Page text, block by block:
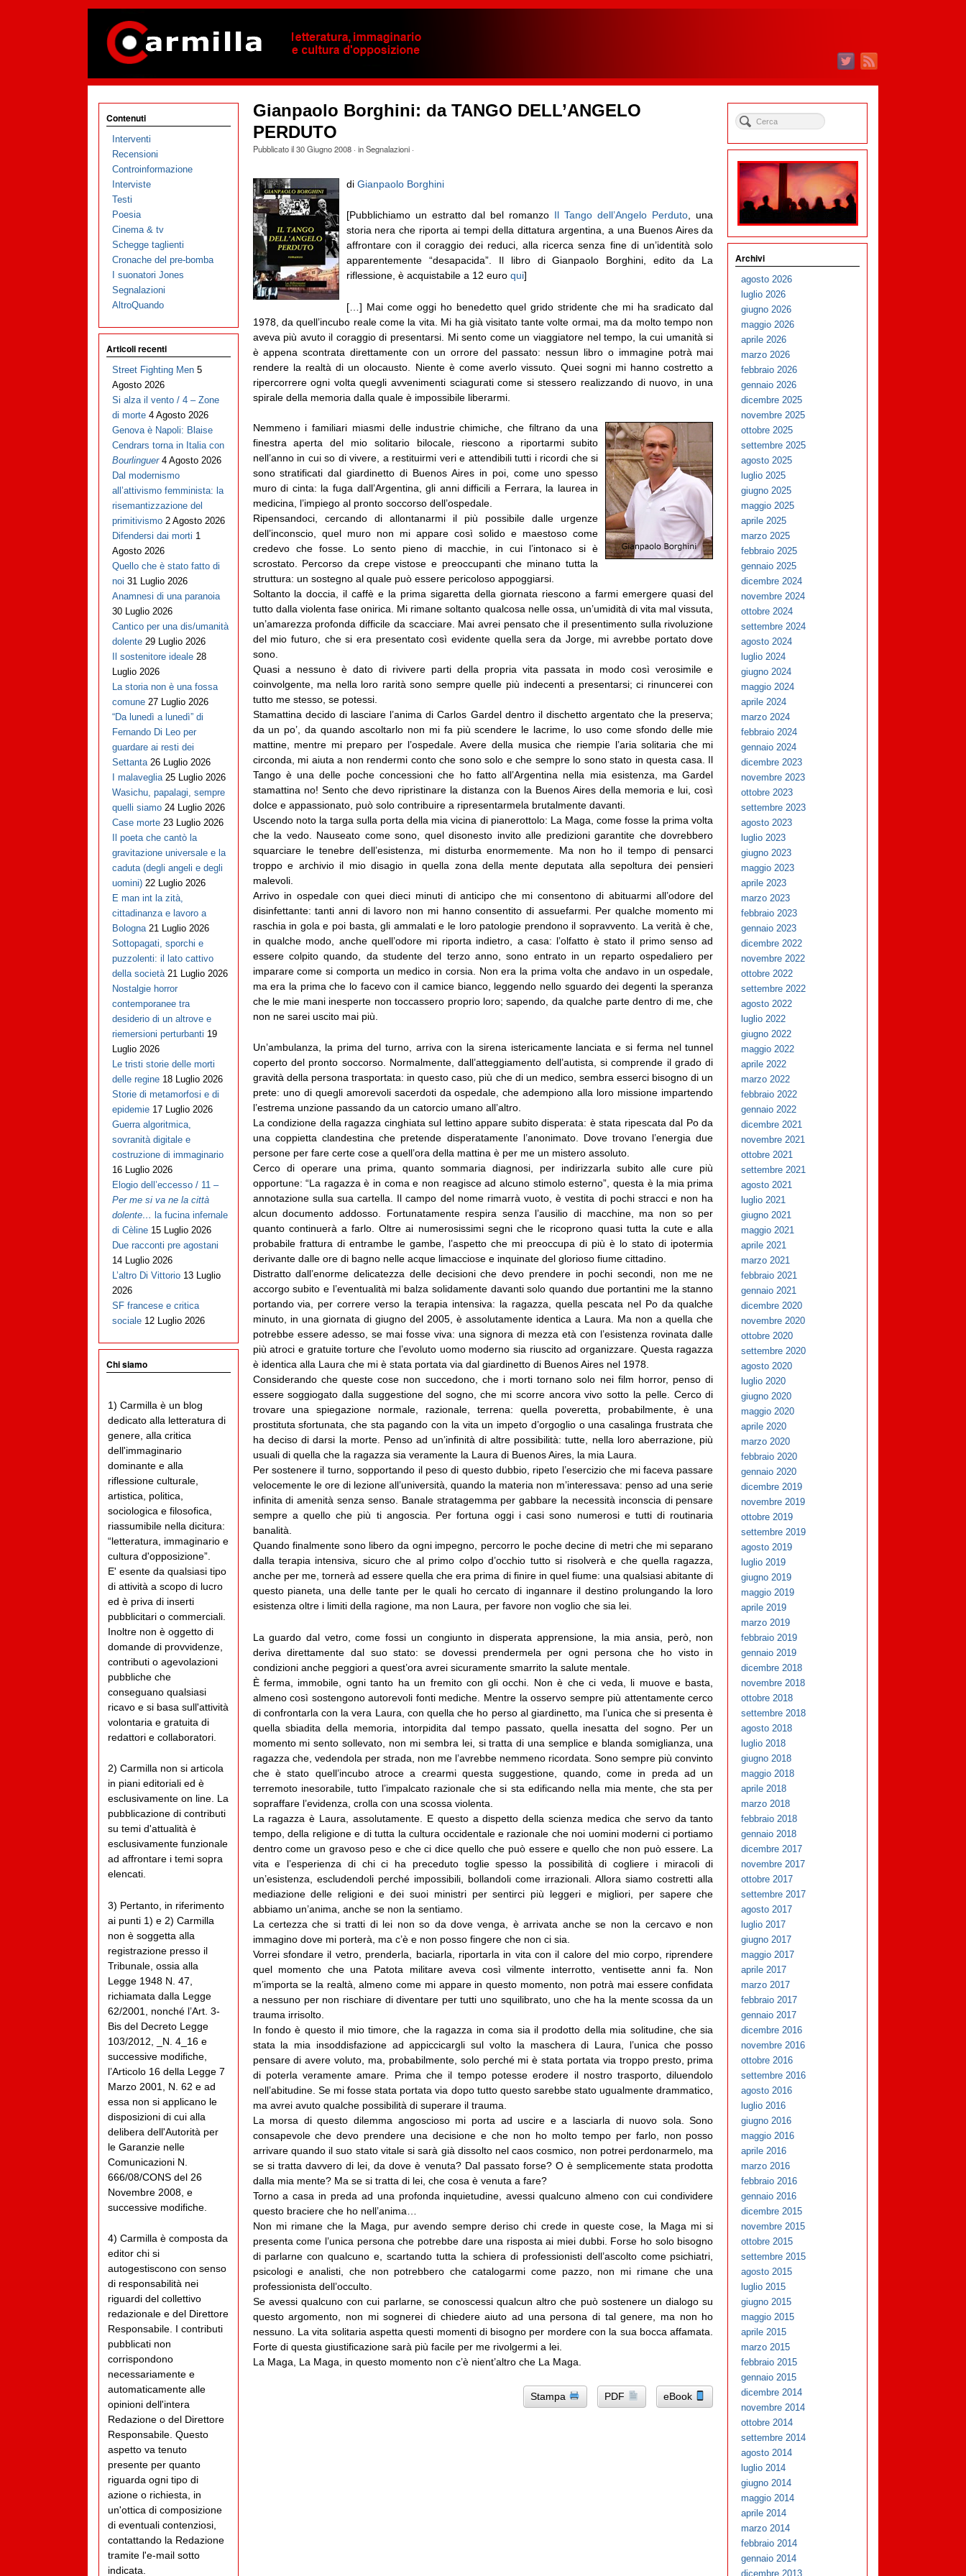
Gianpaolo Borghini: da TANGO DELL’ANGELO
PERDUTO
Pubblicato il30 Giugno 2008· inSegnalazioni·
di Gianpaolo Borghini
[Pubblichiamo un estratto dal bel romanzo Il Tango dell’Angelo Perduto, una
storia nera che riporta ai tempi della dittatura argentina, a una Buenos Aires da
affrontare con il coraggio dei reduci, alla ricerca senza fine di un’identità solo
apparentemente “desapacida”. Il libro di Gianpaolo Borghini, edito da La
riflessione, è acquistabile a 12 euro qui]
[…] Mai come oggi ho benedetto quel grido stridente che mi ha sradicato dal
1978, da quell’incubo reale come la vita. Mi ha già visitato tante volte ormai, ma da molto tempo non
aveva più avuto il coraggio di presentarsi. Mi sento come un viaggiatore nel tempo, la cui umanità si
è appena scontrata direttamente con un orrore del passato: nessun libro o immagine potrà mai
rendere la realtà di un olocausto. Niente è come averlo vissuto. Quei sogni mi hanno costretto a
ripercorrere ogni volta quegli avvenimenti sciagurati come si stessero realizzando di nuovo, in una
spirale della memoria dalla quale è impossibile liberarmi.
Nemmeno i familiari miasmi delle industrie chimiche, che filtrano da una
finestra aperta del mio solitario bilocale, riescono a riportarmi subito
nell’anno in cui so di vivere, a restituirmi veri e attendibili tutti i ricordi che si
sono stratificati dal giardinetto di Buenos Aires in poi, come uno spesso
muro di cinta: la fuga dall’Argentina, gli anni difficili a Ferrara, la laurea in
medicina, l’impiego al pronto soccorso dell’ospedale.
Ripensandoci, cercando di allontanarmi il più possibile dalle urgenze
dell’inconscio, quel muro non mi appare così solido e maestoso come
credevo che fosse. Lo sento pieno di macchie, in cui l’intonaco si è
scrostato. Percorso da crepe vistose e preoccupanti che minano tutta la
struttura: un sostegno al quale può essere pericoloso appoggiarsi.
Soltanto la doccia, il caffè e la prima sigaretta della giornata riescono a farmi emergere quasi del
tutto dalla violenta fase onirica. Mi rimane soltanto qualcosa nelle ossa, un’umidità di vita mal vissuta,
un’amarezza profonda difficile da scacciare. Mai avrei pensato che il presentimento sulla rivoluzione
del mio futuro, che si era presentato così evidente quella sera da Jorge, mi avrebbe portato dove
sono.
Quasi a nessuno è dato di rivivere parti della propria vita passata in modo così verosimile e
coinvolgente, ma nella loro rarità sono sempre quelle più indecenti a presentarsi; ci rinuncerei con
tutto me stesso, se potessi.
Stamattina decido di lasciare l’anima di Carlos Gardel dentro il dischetto argentato che la preserva;
da un po’, da quando ascoltarlo non mi fa più scendere le lacrime, lo uso come sfondo delle mie
mattine, mentre mi preparo per l’ospedale. Avere della musica che riempie l’aria solitaria che mi
circonda, mi aiuta a non rendermi conto che sono solo e che sempre lo sono stato in questa casa. Il
Tango è una delle poche concessioni che ho fatto all’Argentina nella mia esistenza, ma Gardel
stamattina no! Sento che devo ripristinare la distanza con la Buenos Aires della memoria e lui, così
dolce e appassionato, può solo contribuire a ripresentarmela brutalmente davanti.
Uscendo noto la targa sulla porta della mia vicina di pianerottolo: La Maga, come fosse la prima volta
che la vedo. Nauseato come sono, quel disonesto invito alle predizioni garantite che dovrebbero
squarciare le tenebre dell’esistenza, mi disturba enormemente. Ma non ho il tempo di pensarci
troppo e archivio il mio disagio in quella zona della mente deputata alla sepoltura dei pensieri
malevoli.
Arrivo in ospedale con quei dieci minuti di anticipo che mi consentono di abituarmi all’odore del
disinfettante: tanti anni di lavoro non mi hanno consentito di assuefarmi. Per qualche momento mi
raschia in gola e poi basta, gli ammalati e le loro patologie prendono il sopravvento. La verità è che,
in qualche modo, anche quell’odore mi riporta indietro, a casa: l’olfatto è stato il primo senso ad
essere colpito quando, da studente del terzo anno, sono entrato in un reparto ospedaliero per
imparare come si comporta un medico in corsia. Non era la prima volta che andavo in un ospedale,
ma era la prima che lo facevo con il camice bianco, leggendo nello sguardo dei degenti la speranza
che le mie mani inesperte non toccassero proprio loro; sapendo, da qualche parte dentro di me, che
non ne sarei uscito mai più.
Un’ambulanza, la prima del turno, arriva con la sirena istericamente lanciata e si ferma nel tunnel
coperto del pronto soccorso. Normalmente, dall’atteggiamento dell’autista, si comprende il grado di
gravità della persona trasportata: in questo caso, più che di un medico, sembra esserci bisogno di un
prete: uno di quegli amorevoli sacerdoti da ospedale, che adempiono alla loro missione impartendo
l’estrema unzione passando da un catorcio umano all’altro.
La condizione della ragazza cinghiata sul lettino appare subito disperata: è stata ripescata dal Po da
una coppietta clandestina che pretende disperatamente l’anonimato. Dove trovano l’energia due
persone per fare certe cose a quell’ora della mattina è per me un mistero assoluto.
Cerco di operare una prima, quanto sommaria diagnosi, per indirizzarla subito alle cure più
opportune: “La ragazza è in coma e non reagisce ad alcuno stimolo esterno”, questa è la mia prima
annotazione sulla sua cartella. Il campo del nome rimarrà vuoto, è vestita di pochi stracci e non ha
alcun documento addosso. Fortunatamente respira senza l’ausilio di macchine, ma non so per
quanto continuerà a farlo. Oltre ai numerosissimi segni che le ricoprono quasi tutta la cute e alla
probabile frattura di entrambe le gambe, l’aspetto che mi preoccupa di più è lo stato di ipotermia
derivante dalle ore di bagno nelle acque limacciose e inquinate del glorioso fiume cittadino.
Distratto dall’enorme delicatezza delle decisioni che devo prendere in pochi secondi, non me ne
accorgo subito e l’eventualità mi balza solidamente davanti solo quando due portantini me la stanno
portando via, per correre verso la terapia intensiva: la ragazza, quella pescata nel Po da qualche
minuto, in una giornata di giugno del 2005, è assolutamente identica a Laura. Ma non a quella che
potrebbe essere adesso, se mai fosse viva: una signora di mezza età con l’esistenza rovinata dalle
più atroci e gratuite torture che l’evoluto uomo moderno sia riuscito ad organizzare. Questa ragazza
è identica alla Laura che mi è stata portata via dal giardinetto di Buenos Aires nel 1978.
Considerando che queste cose non succedono, che i morti tornano solo nei film horror, penso di
essere soggiogato dalla suggestione del sogno, che mi scorre ancora vivo sotto la pelle. Cerco di
trovare una spiegazione normale, razionale, terrena: quella poveretta, probabilmente, è una
prostituta sfortunata, che sta pagando con la vita un impeto d’orgoglio o una casalinga frustrata che
ha deciso di darsi la morte. Penso ad un’infinità di altre possibilità: tutte, nella loro aberrazione, più
usuali di quella che la ragazza sia veramente la Laura di Buenos Aires, la mia Laura.
Per sostenere il turno, sopportando il peso di questo dubbio, ripeto l’esercizio che mi faceva passare
velocemente le ore di lezione all’università, quando la materia non m’interessava: penso ad una serie
infinita di amenità senza senso. Banale stratagemma per gabbare la necessità inconscia di pensare
sempre a quello che più ti angoscia. Per fortuna oggi i casi sono numerosi e tutti di routinaria
banalità.
Quando finalmente sono libero da ogni impegno, percorro le poche decine di metri che mi separano
dalla terapia intensiva, sicuro che al primo colpo d’occhio tutto si risolverà e che quella ragazza,
anche per me, tornerà ad essere quella che era prima di finire in quel fiume: una qualsiasi abitante di
questo pianeta, una delle tante per le quali ho cercato di ingannare il destino prolungando la loro
esistenza oltre i limiti della ragione, ma non Laura, per favore non voglio che sia lei.
La guardo dal vetro, come fossi un congiunto in disperata apprensione, la mia ansia, però, non
deriva direttamente dal suo stato: se dovessi prendermela per ogni persona che ho visto in
condizioni anche peggiori a quest’ora avrei sicuramente smarrito la salute mentale.
È ferma, immobile, ogni tanto ha un fremito con gli occhi. Non è che ci veda, li muove e basta,
almeno così sostengono autorevoli fonti mediche. Mentre la osservo sempre più attentamente cerco
di confrontarla con la vera Laura, con quella che ho perso al giardinetto, ma l’unica che si presenta è
quella sbiadita della memoria, intorpidita dal tempo passato, quella inesatta del sogno. Per un
momento mi sento sollevato, non mi sembra lei, si tratta di una semplice e blanda somiglianza, una
ragazza che, vedendola per strada, non me l’avrebbe nemmeno ricordata. Sono sempre più convinto
che è stato quell’incubo atroce a crearmi questa suggestione, quando, come in preda ad un
terremoto inesorabile, tutto l’impalcato razionale che si sta edificando nella mia mente, che sta per
sopraffare l’evidenza, crolla con una scossa violenta.
La ragazza è Laura, assolutamente. E questo a dispetto della scienza medica che servo da tanto
tempo, della religione e di tutta la cultura occidentale e razionale che noi uomini moderni ci portiamo
dentro come un gravoso peso e che ci dice quello che può essere e quello che non può essere. La
vita e l’esperienza di chi ci ha preceduto toglie spesso la possibilità di cogliere i miracoli di
un’esistenza, escludendoli perché impossibili, bollandoli come irrazionali. Allora siamo costretti alla
mediazione delle religioni e dei suoi ministri per sentirci più leggeri e migliori, per sapere che
abbiamo un’anima, anche se non la sentiamo.
La certezza che si tratti di lei non so da dove venga, è arrivata anche se non la cercavo e non
immagino dove mi porterà, ma c’è e non posso fingere che non ci sia.
Vorrei sfondare il vetro, prenderla, baciarla, riportarla in vita con il calore del mio corpo, riprendere
quel momento che una Patota militare aveva così vilmente interrotto, ventisette anni fa. Non
m’importa se la realtà, almeno come mi appare in questo momento, non potrà mai essere confidata
a nessuno per non rischiare di diventare per tutti uno squilibrato, uno che ha la mente scossa da un
trauma irrisolto.
In fondo è questo il mio timore, che la ragazza in coma sia il prodotto della mia solitudine, che sia
stata la mia insoddisfazione ad appiccicargli sul volto la maschera di Laura, l’unica che posso
pensare di avere voluto, ma, probabilmente, solo perché mi è stata portata via troppo presto, prima
di poterla veramente amare. Prima che il tempo potesse erodere il nostro trasporto, diluendolo
nell’abitudine. Se mi fosse stata portata via dopo tutto questo sarebbe stato ugualmente drammatico,
ma avrei avuto qualche possibilità di superare il trauma.
La morsa di questo dilemma angoscioso mi porta ad uscire e a lasciarla di nuovo sola. Sono
consapevole che devo prendere una decisione e che non ho molto tempo per farlo, non posso
arrivare quando il suo stato vitale si sarà già dissolto nel caos cosmico, non potrei perdonarmelo, ma
se si tratta davvero di lei, da dove è venuta? Dal passato forse? O è semplicemente stata prodotta
dalla mia mente? Ma se si tratta di lei, che cosa è venuta a fare?
Torno a casa in preda ad una profonda inquietudine, avessi qualcuno almeno con cui condividere
questo braciere che ho nell’anima…
Non mi rimane che la Maga, pur avendo sempre deriso chi crede in queste cose, la Maga mi si
presenta come l’unica persona che potrebbe dare una risposta ai miei dubbi. Forse ho solo bisogno
di parlarne con qualcuno e, scartando tutta la schiera di professionisti dell’ascolto come psichiatri,
psicologi e analisti, che non potrebbero che catalogarmi come pazzo, non mi rimane che una
professionista dell’occulto.
Se avessi qualcuno con cui parlarne, se conoscessi qualcun altro che può sostenere un dialogo su
questo argomento, non mi sognerei di chiedere aiuto ad una persona di tal genere, ma non ho
nessuno. La vita solitaria aspetta questi momenti di bisogno per mordere con la sua bocca affamata.
Forte di questa giustificazione sarà più facile per me rivolgermi a lei.
La Maga, La Maga, in questo momento non c’è nient’altro che La Maga.
Stampa PDF eBook
Contenuti
Interventi
Recensioni
Controinformazione
Interviste
Testi
Poesia
Cinema & tv
Schegge taglienti
Cronache del pre-bomba
I suonatori Jones
Segnalazioni
AltroQuando
Articoli recenti
Street Fighting Men 5
Agosto 2026
Si alza il vento / 4 – Zone
di morte 4 Agosto 2026
Genova è Napoli: Blaise
Cendrars torna in Italia con
Bourlinguer 4 Agosto 2026
Dal modernismo
all’attivismo femminista: la
risemantizzazione del
primitivismo 2 Agosto 2026
Difendersi dai morti 1
Agosto 2026
Quello che è stato fatto di
noi 31 Luglio 2026
Anamnesi di una paranoia
30 Luglio 2026
Cantico per una dis/umanità
dolente 29 Luglio 2026
Il sostenitore ideale 28
Luglio 2026
La storia non è una fossa
comune 27 Luglio 2026
“Da lunedì a lunedì” di
Fernando Di Leo per
guardare ai resti dei
Settanta 26 Luglio 2026
I malaveglia 25 Luglio 2026
Wasichu, papalagi, sempre
quelli siamo 24 Luglio 2026
Case morte 23 Luglio 2026
Il poeta che cantò la
gravitazione universale e la
caduta (degli angeli e degli
uomini) 22 Luglio 2026
E man int la zità,
cittadinanza e lavoro a
Bologna 21 Luglio 2026
Sottopagati, sporchi e
puzzolenti: il lato cattivo
della società 21 Luglio 2026
Nostalgie horror
contemporanee tra
desiderio di un altrove e
riemersioni perturbanti 19
Luglio 2026
Le tristi storie delle morti
delle regine 18 Luglio 2026
Storie di metamorfosi e di
epidemie 17 Luglio 2026
Guerra algoritmica,
sovranità digitale e
costruzione di immaginario
16 Luglio 2026
Elogio dell’eccesso / 11 –
Per me si va ne la città
dolente… la fucina infernale
di Cèline 15 Luglio 2026
Due racconti pre agostani
14 Luglio 2026
L’altro Di Vittorio 13 Luglio
2026
SF francese e critica
sociale 12 Luglio 2026
Chi siamo
1) Carmilla è un blog
dedicato alla letteratura di
genere, alla critica
dell'immaginario
dominante e alla
riflessione culturale,
artistica, politica,
sociologica e filosofica,
riassumibile nella dicitura:
“letteratura, immaginario e
cultura d'opposizione”.
E' esente da qualsiasi tipo
di attività a scopo di lucro
ed è priva di inserti
pubblicitari o commerciali.
Inoltre non è oggetto di
domande di provvidenze,
contributi o agevolazioni
pubbliche che
conseguano qualsiasi
ricavo e si basa sull'attività
volontaria e gratuita di
redattori e collaboratori.
2) Carmilla non si articola
in piani editoriali ed è
esclusivamente on line. La
pubblicazione di contributi
su temi d'attualità è
esclusivamente funzionale
ad affrontare i temi sopra
elencati.
3) Pertanto, in riferimento
ai punti 1) e 2) Carmilla
non è soggetta alla
registrazione presso il
Tribunale, ossia alla
Legge 1948 N. 47,
richiamata dalla Legge
62/2001, nonché l’Art. 3-
Bis del Decreto Legge
103/2012, _N. 4_16 e
successive modifiche,
l’Articolo 16 della Legge 7
Marzo 2001, N. 62 e ad
essa non si applicano le
disposizioni di cui alla
delibera dell'Autorità per
le Garanzie nelle
Comunicazioni N.
666/08/CONS del 26
Novembre 2008, e
successive modifiche.
4) Carmilla è composta da
editor chi si
autogestiscono con senso
di responsabilità nei
riguardi del collettivo
redazionale e del Direttore
Responsabile. I contributi
pubblicati non
corrispondono
necessariamente e
automaticamente alle
opinioni dell'intera
Redazione o del Direttore
Responsabile. Questo
aspetto va tenuto
presente per quanto
riguarda ogni tipo di
azione o richiesta, in
un'ottica di composizione
di eventuali contenziosi,
contattando la Redazione
tramite l'e-mail sotto
indicata.
Archivi
agosto 2026
luglio 2026
giugno 2026
maggio 2026
aprile 2026
marzo 2026
febbraio 2026
gennaio 2026
dicembre 2025
novembre 2025
ottobre 2025
settembre 2025
agosto 2025
luglio 2025
giugno 2025
maggio 2025
aprile 2025
marzo 2025
febbraio 2025
gennaio 2025
dicembre 2024
novembre 2024
ottobre 2024
settembre 2024
agosto 2024
luglio 2024
giugno 2024
maggio 2024
aprile 2024
marzo 2024
febbraio 2024
gennaio 2024
dicembre 2023
novembre 2023
ottobre 2023
settembre 2023
agosto 2023
luglio 2023
giugno 2023
maggio 2023
aprile 2023
marzo 2023
febbraio 2023
gennaio 2023
dicembre 2022
novembre 2022
ottobre 2022
settembre 2022
agosto 2022
luglio 2022
giugno 2022
maggio 2022
aprile 2022
marzo 2022
febbraio 2022
gennaio 2022
dicembre 2021
novembre 2021
ottobre 2021
settembre 2021
agosto 2021
luglio 2021
giugno 2021
maggio 2021
aprile 2021
marzo 2021
febbraio 2021
gennaio 2021
dicembre 2020
novembre 2020
ottobre 2020
settembre 2020
agosto 2020
luglio 2020
giugno 2020
maggio 2020
aprile 2020
marzo 2020
febbraio 2020
gennaio 2020
dicembre 2019
novembre 2019
ottobre 2019
settembre 2019
agosto 2019
luglio 2019
giugno 2019
maggio 2019
aprile 2019
marzo 2019
febbraio 2019
gennaio 2019
dicembre 2018
novembre 2018
ottobre 2018
settembre 2018
agosto 2018
luglio 2018
giugno 2018
maggio 2018
aprile 2018
marzo 2018
febbraio 2018
gennaio 2018
dicembre 2017
novembre 2017
ottobre 2017
settembre 2017
agosto 2017
luglio 2017
giugno 2017
maggio 2017
aprile 2017
marzo 2017
febbraio 2017
gennaio 2017
dicembre 2016
novembre 2016
ottobre 2016
settembre 2016
agosto 2016
luglio 2016
giugno 2016
maggio 2016
aprile 2016
marzo 2016
febbraio 2016
gennaio 2016
dicembre 2015
novembre 2015
ottobre 2015
settembre 2015
agosto 2015
luglio 2015
giugno 2015
maggio 2015
aprile 2015
marzo 2015
febbraio 2015
gennaio 2015
dicembre 2014
novembre 2014
ottobre 2014
settembre 2014
agosto 2014
luglio 2014
giugno 2014
maggio 2014
aprile 2014
marzo 2014
febbraio 2014
gennaio 2014
dicembre 2013